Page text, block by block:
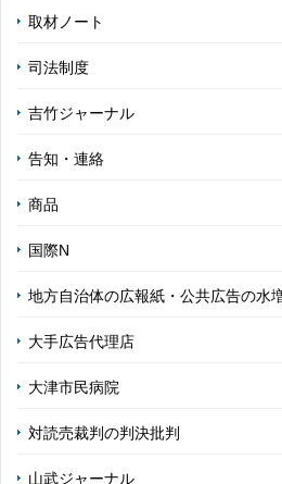
取材ノート
司法制度
吉竹ジャーナル
告知・連絡
商品
国際N
地方自治体の広報紙・公共広告の水
大手広告代理店
大津市民病院
対読売裁判の判決批判
山武ジャーナル